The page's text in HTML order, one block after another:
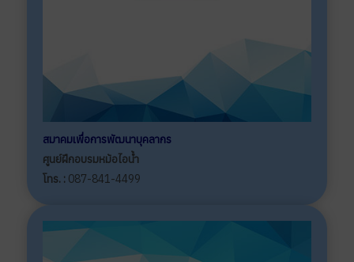
สมาคมเพื่อการพัฒนาบุคลากร
ศูนย์ฝึกอบรมหม้อไอน้ำ
โทร. : 087-841-4499